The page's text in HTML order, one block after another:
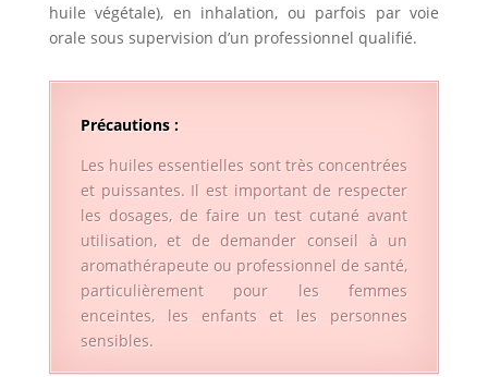
huile végétale), en inhalation, ou parfois par voie
orale sous supervision d’un professionnel qualifié.
Précautions :
Les huiles essentielles sont très concentrées
et puissantes. Il est important de respecter
les dosages, de faire un test cutané avant
utilisation, et de demander conseil à un
aromathérapeute ou professionnel de santé,
particulièrement pour les femmes
enceintes, les enfants et les personnes
sensibles.